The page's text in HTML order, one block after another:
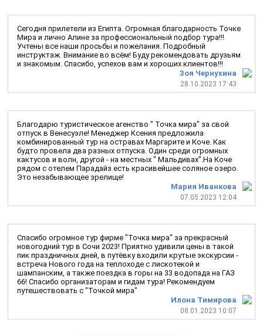
Зоя Чернухина
28.10.2023 17:43
Сегодня прилетели из Египта. Огромная благодарность Точке
Мира и лично Алине за профессиональный подбор тура!!!
Учтены все наши просьбы и пожелания. Подробный
инструктаж. Внимание во всём! Буду рекомендовать друзьям
и знакомым. Спасибо, успехов вам и хороших клиентов!!!
Мария Иванкова
07.05.2023 12:04
Благодарю туристическое агенство " Точка мира" за свой
отпуск в Венесуэле! Менеджер Ксения предложила
комбинированный тур на остравах Маргарите и Коче. Как
будто провела два разных отпуска. Один среди огромных
кактусов и волн, другой - на местных " Мальдивах".На Коче
рядом с отелем Парадайз есть красивейшее соляное озеро.
Это незабывающее зрелище!
Илона Тимирова
08.01.2023 10:07
Спасибо огромное тур фирме "Точка мира" за прекрасный
новогодний тур в Сочи 2023! Приятно удивили цены в такой
пик праздничных дней, в путёвку входили крутые экскурсии -
встреча Нового года на теплоходе с лискотекой и
шампанским, а также поездка в горы на 33 водопада на ГАЗ
66! Спасибо организаторам и гидам тура! Рекомендуем
путешествовать с "Точкой мира"